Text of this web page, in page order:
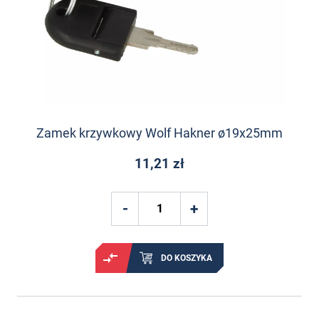
Zamek krzywkowy Wolf Hakner ø19x25mm
11,21 zł
DO KOSZYKA